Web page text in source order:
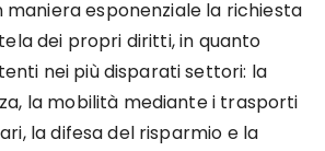
maniera esponenziale la richiesta
dei propri diritti, in quanto
nei più disparati settori: la
la mobilità mediante i trasporti
la difesa del risparmio e la